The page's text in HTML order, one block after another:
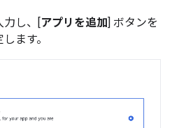
力し、[アプリを追加] ボタンを
ます。